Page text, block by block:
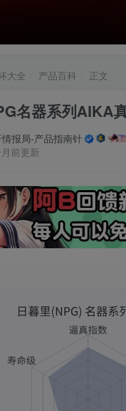
大全 产品百科 正文
名器系列AIKA
情报局-产品指南针
前更新